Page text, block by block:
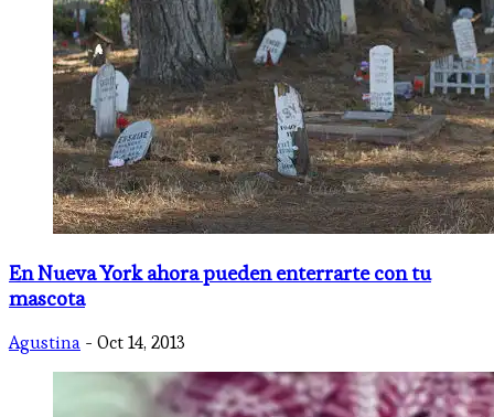
En Nueva York ahora pueden enterrarte con tu
mascota
Agustina - Oct 14, 2013